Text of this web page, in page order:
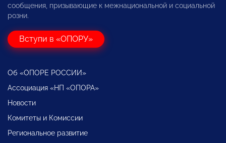
сообщения, призывающие к межнациональной и социальной
розни.
Вступи в «ОПОРУ»
Об «ОПОРЕ РОССИИ»
Ассоциация «НП «ОПОРА»
Новости
Комитеты и Комиссии
Региональное развитие